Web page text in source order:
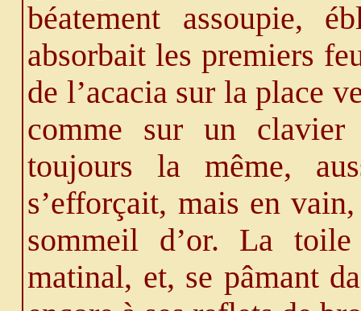
béatement assoupie,
absorbait les premiers
de l’acacia sur la place
comme sur un clavier
toujours la même,
s’efforçait, mais en
sommeil d’or. La
matinal, et, se pâmant